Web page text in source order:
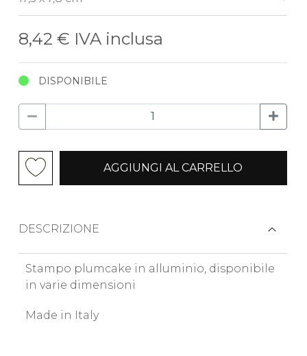
8,42 € IVA inclusa
DISPONIBILE
AGGIUNGI AL CARRELLO
DESCRIZIONE
Stampo plumcake in alluminio, disponibile
in varie dimensioni
Made in Italy